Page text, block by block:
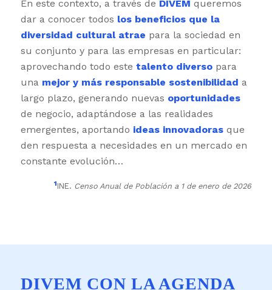
En este contexto, a través de DIVEM queremos
dar a conocer todos los beneficios que la
diversidad cultural atrae para la sociedad en
su conjunto y para las empresas en particular:
aprovechando todo este talento diversopara
una mejor y más responsable sostenibilidad a
largo plazo, generando nuevas oportunidades
de negocio, adaptándose a las realidades
emergentes, aportando ideas innovadorasque
den respuesta a necesidades en un mercado en
constante evolución…
¹INE. Censo Anual de Población a 1 de enero de 2026
DIVEM CON LA AGENDA